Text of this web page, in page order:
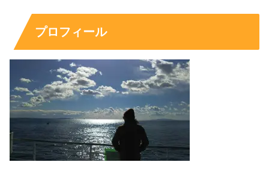
出典元：https://www.instagram.com/p/ClqcQstJYCz/
おーグラマラス。
かなり大きいですよね。
ぱっと見でも”E～Fカップ ”くらいはありそうです。
プロフィール